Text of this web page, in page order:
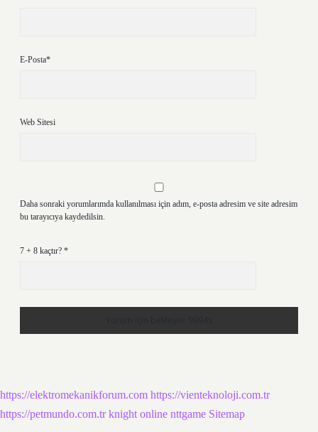
E-Posta*
Web Sitesi
Daha sonraki yorumlarımda kullanılması için adım, e-posta adresim ve site adresim
bu tarayıcıya kaydedilsin.
7 + 8 kaçtır? *
https://elektromekanikforum.com https://vienteknoloji.com.tr
https://petmundo.com.tr knight online nttgame Sitemap